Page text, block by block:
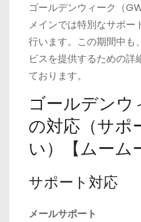
ゴールデンウィーク（
メインでは特別なサポー
行います。この期間中も
ビスを提供するための詳
ております。
ゴールデンウ
の対応（サポ
い）【ムーム
サポート対応
メールサポート